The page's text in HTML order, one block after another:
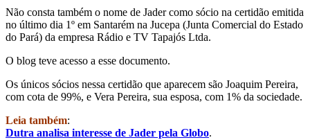
Não consta também o nome de Jader como sócio na certidão emitida
no último dia 1º em Santarém na Jucepa (Junta Comercial do Estado
do Pará) da empresa Rádio e TV Tapajós Ltda.
O blog teve acesso a esse documento.
Os únicos sócios nessa certidão que aparecem são Joaquim Pereira,
com cota de 99%, e Vera Pereira, sua esposa, com 1% da sociedade.
Leia também:
Dutra analisa interesse de Jader pela Globo.